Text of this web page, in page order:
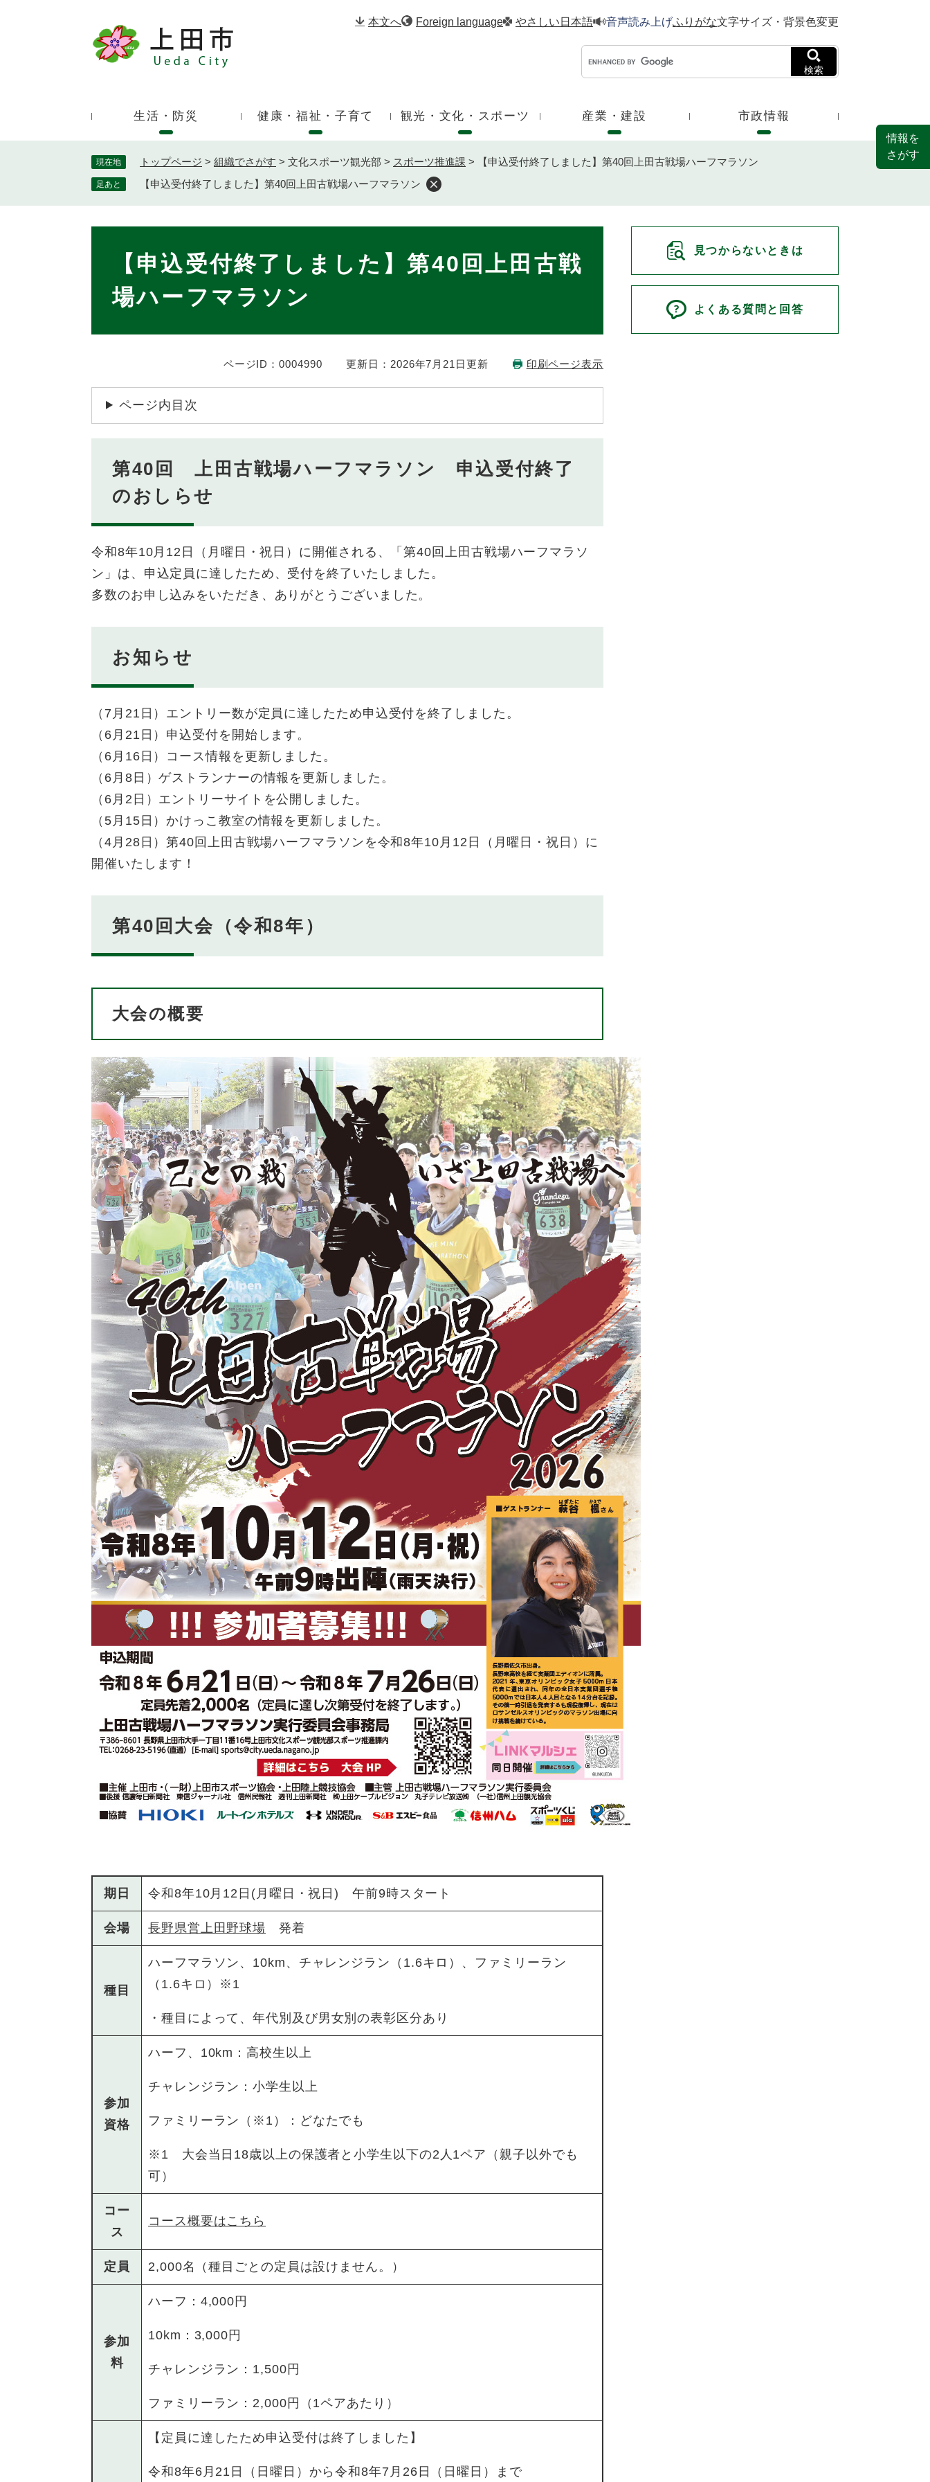
。
本文へ Foreign language やさしい日本語 音声読み上げふりがな文字サイズ・背景色変更
ド
検索
生活・防災 健康・福祉・子育て 観光・文化・スポーツ 産業・建設 市政情報
現在地 トップページ > 組織でさがす > 文化スポーツ観光部 > スポーツ推進課 > 【申込受付終了しました】第40回上田古戦場ハーフマラソン
足あと 【申込受付終了しました】第40回上田古戦場ハーフマラソン
【申込受付終了しました】第40回上田古戦
場ハーフマラソン
ページID：0004990 更新日：2026年7月21日更新 印刷ページ表示
ページ内目次
第40回 上田古戦場ハーフマラソン 申込受付終了
のおしらせ
令和8年10月12日（月曜日・祝日）に開催される、「第40回上田古戦場ハーフマラソ
ン」は、申込定員に達したため、受付を終了いたしました。
多数のお申し込みをいただき、ありがとうございました。
お知らせ
（7月21日）エントリー数が定員に達したため申込受付を終了しました。
（6月21日）申込受付を開始します。
（6月16日）コース情報を更新しました。
（6月8日）ゲストランナーの情報を更新しました。
（6月2日）エントリーサイトを公開しました。
（5月15日）かけっこ教室の情報を更新しました。
（4月28日）第40回上田古戦場ハーフマラソンを令和8年10月12日（月曜日・祝日）に
開催いたします！
第40回大会（令和8年）
大会の概要
期日 令和8年10月12日(月曜日・祝日) 午前9時スタート
会場 長野県営上田野球場 発着
種目
ハーフマラソン、10km、チャレンジラン（1.6キロ）、ファミリーラン
（1.6キロ）※1
・種目によって、年代別及び男女別の表彰区分あり
参加
資格
ハーフ、10km：高校生以上
チャレンジラン：小学生以上
ファミリーラン（※1）：どなたでも
※1 大会当日18歳以上の保護者と小学生以下の2人1ペア（親子以外でも
可）
コー
ス
コース概要はこちら
定員 2,000名（種目ごとの定員は設けません。）
参加
料
ハーフ：4,000円
10km：3,000円
チャレンジラン：1,500円
ファミリーラン：2,000円（1ペアあたり）
【定員に達したため申込受付は終了しました】
令和8年6月21日（日曜日）から令和8年7月26日（日曜日）まで
見つからないときは
よくある質問と回答
情報を
さがす